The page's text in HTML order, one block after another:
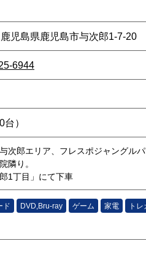
児島県鹿児島市与次郎1-7-20
6944
）
次郎エリア、フレスポジャングル
隣り。
1丁目」にて下車
ド DVD,Bru-ray ゲーム 家電
トレ